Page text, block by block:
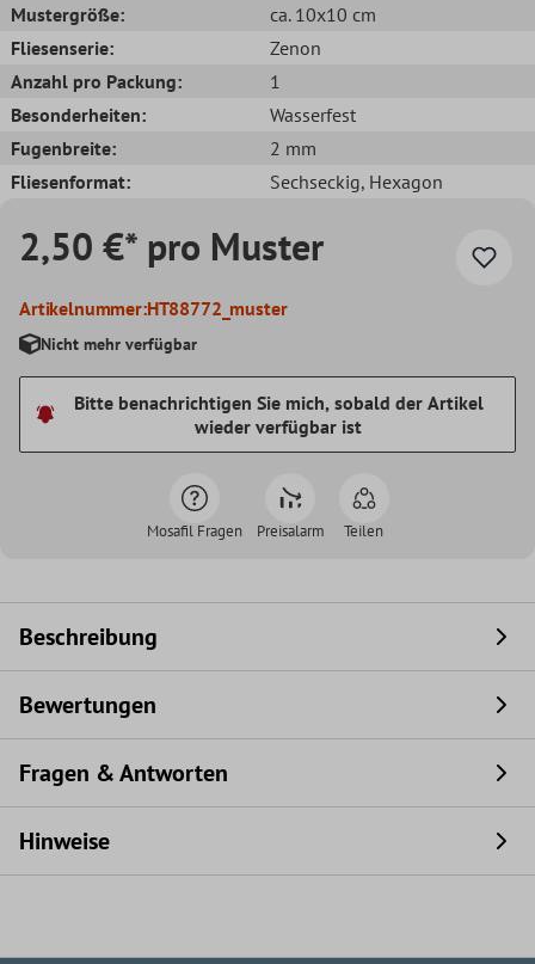
Mustergröße:
ca. 10x10 cm
Fliesenserie:
Zenon
Anzahl pro Packung:
1
Besonderheiten:
Wasserfest
Fugenbreite:
2 mm
Fliesenformat:
Sechseckig, Hexagon
2,50 €* pro Muster
Artikelnummer:HT88772_muster
Nicht mehr verfügbar
Bitte benachrichtigen Sie mich, sobald der Artikel
wieder verfügbar ist
Mosafil Fragen Preisalarm Teilen
Beschreibung
Bewertungen
Fragen & Antworten
Hinweise